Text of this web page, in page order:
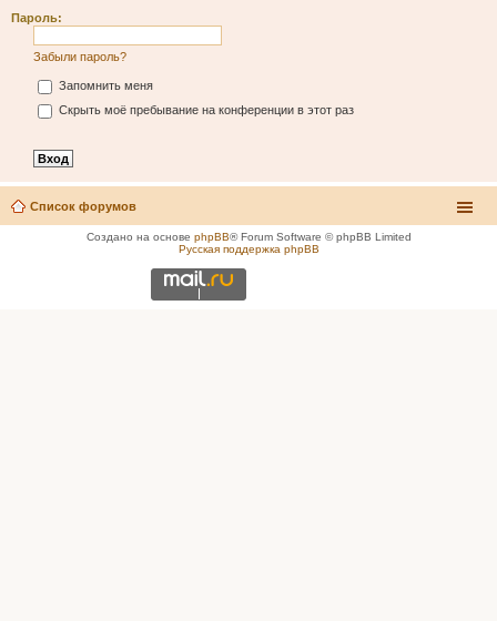
Пароль:
Забыли пароль?
Запомнить меня
Скрыть моё пребывание на конференции в этот раз
Список форумов
Создано на основе phpBB® Forum Software © phpBB Limited
Русская поддержка phpBB